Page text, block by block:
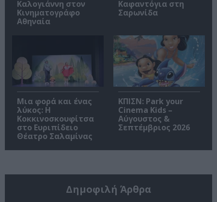
Καλογιάννη στον
Κινηματογράφο
Αθηναία
Καφαντόγια στη
Σαρωνίδα
Μια φορά και ένας
λύκος: Η
Κοκκινοσκουφίτσα
στο Ευριπίδειο
Θέατρο Σαλαμίνας
ΚΠΙΣΝ: Park your
Cinema Kids –
Αύγουστος &
Σεπτέμβριος 2026
Δημοφιλή Άρθρα